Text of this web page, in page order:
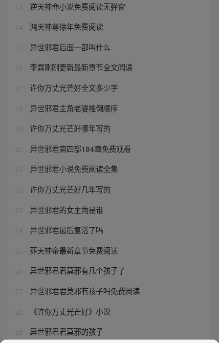
13 逆天神命小说免费阅读无弹窗
14 鸿天神尊徐年免费阅读
15 异世邪君后面一部叫什么
16 李霖刚刚更新最新章节全文阅读
17 许你万丈光芒好全文多少字
18 异世邪君主角老婆推倒顺序
19 许你万丈光芒好哪年写的
20 异世邪君第四部184章免费观看
21 异世邪君小说免费阅读全集
22 许你万丈光芒好几年写的
23 异世邪君的女主角是谁
24 异世邪君最后复活了吗
25 葬天神帝最新章节免费阅读
26 异世邪君君莫邪有几个孩子了
27 异世邪君君莫邪有孩子吗免费阅读
28 《许你万丈光芒好》小说
29 异世邪君君莫邪的孩子